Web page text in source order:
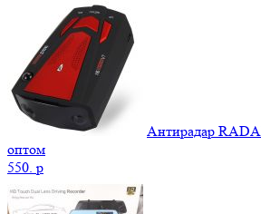
Антирадар
оптом
550. p